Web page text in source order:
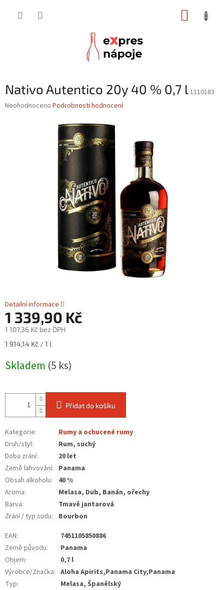
Nativo Autentico 20y 40 % 0,7 l1110183
Průměrné
Neohodnoceno Podrobnosti hodnocení
Detailní informace
1 339,90 Kč
1 107,36 Kč bez DPH
Měrná
1 914,14 Kč / 1 l
Skladem (5 ks)
Přidat do košíku
Kategorie:
Rumy a ochucené rumy
Druh/styl:
Rum, suchý
Doba zrání:
20 let
Země lahvování: Panama
Obsah alkoholu:
40 %
Aroma:
Melasa, Dub, Banán, ořechy
Barva:
Tmavě jantarová
Zrání / typ sudu:
Bourbon
EAN:
7451105850886
Země původu:
Panama
Objem:
0,7 l
Výrobce/Značka: Aloha Apirits,Panama City,Panama
Typ:
Melasa, Španělský